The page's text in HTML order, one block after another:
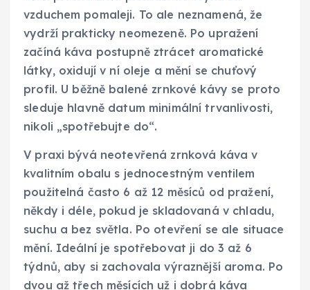
vzduchem pomaleji. To ale neznamená, že
vydrží prakticky neomezeně. Po upražení
začíná káva postupně ztrácet aromatické
látky, oxidují v ní oleje a mění se chuťový
profil. U běžně balené zrnkové kávy se proto
sleduje hlavně datum minimální trvanlivosti,
nikoli „spotřebujte do“.
V praxi bývá neotevřená zrnková káva v
kvalitním obalu s jednocestným ventilem
použitelná často 6 až 12 měsíců od pražení,
někdy i déle, pokud je skladovaná v chladu,
suchu a bez světla. Po otevření se ale situace
mění. Ideální je spotřebovat ji do 3 až 6
týdnů, aby si zachovala výraznější aroma. Po
dvou až třech měsících už i dobrá káva